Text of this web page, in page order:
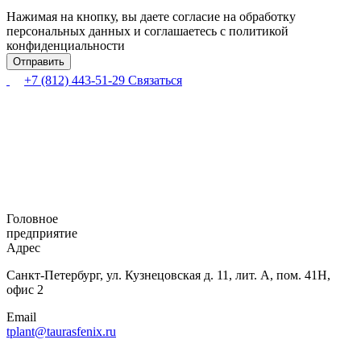
Нажимая на кнопку, вы даете согласие на обработку
персональных данных и соглашаетесь с политикой
конфиденциальности
+7 (812) 443-51-29 Связаться
Головное
предприятие
Адрес
Санкт-Петербург, ул. Кузнецовская д. 11, лит. А, пом. 41Н,
офис 2
Email
tplant@taurasfenix.ru